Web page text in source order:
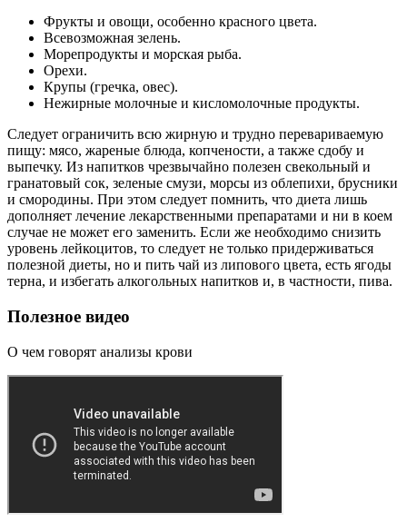
Фрукты и овощи, особенно красного цвета.
Всевозможная зелень.
Морепродукты и морская рыба.
Орехи.
Крупы (гречка, овес).
Нежирные молочные и кисломолочные продукты.
Следует ограничить всю жирную и трудно перевариваемую
пищу: мясо, жареные блюда, копчености, а также сдобу и
выпечку. Из напитков чрезвычайно полезен свекольный и
гранатовый сок, зеленые смузи, морсы из облепихи, брусники
и смородины. При этом следует помнить, что диета лишь
дополняет лечение лекарственными препаратами и ни в коем
случае не может его заменить. Если же необходимо снизить
уровень лейкоцитов, то следует не только придерживаться
полезной диеты, но и пить чай из липового цвета, есть ягоды
терна, и избегать алкогольных напитков и, в частности, пива.
Полезное видео
О чем говорят анализы крови